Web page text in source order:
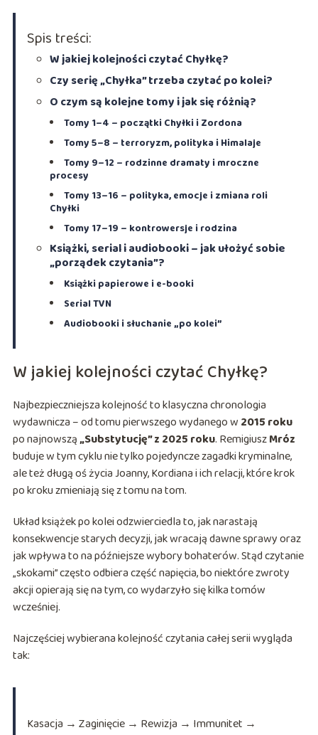
Spis treści:
W jakiej kolejności czytać Chyłkę?
Czy serię „Chyłka” trzeba czytać po kolei?
O czym są kolejne tomy i jak się różnią?
Tomy 1–4 – początki Chyłki i Zordona
Tomy 5–8 – terroryzm, polityka i Himalaje
Tomy 9–12 – rodzinne dramaty i mroczne
procesy
Tomy 13–16 – polityka, emocje i zmiana roli
Chyłki
Tomy 17–19 – kontrowersje i rodzina
Książki, serial i audiobooki – jak ułożyć sobie
„porządek czytania”?
Książki papierowe i e-booki
Serial TVN
Audiobooki i słuchanie „po kolei”
W jakiej kolejności czytać Chyłkę?
Najbezpieczniejsza kolejność to klasyczna chronologia
wydawnicza – od tomu pierwszego wydanego w 2015 roku
po najnowszą„Substytucję” z 2025 roku. RemigiuszMróz
buduje w tym cyklu nie tylko pojedyncze zagadki kryminalne,
ale też długą oś życia Joanny, Kordiana i ich relacji, które krok
po kroku zmieniają się z tomu na tom.
Układ książek po kolei odzwierciedla to, jak narastają
konsekwencje starych decyzji, jak wracają dawne sprawy oraz
jak wpływa to na późniejsze wybory bohaterów. Stąd czytanie
„skokami” często odbiera część napięcia, bo niektóre zwroty
akcji opierają się na tym, co wydarzyło się kilka tomów
wcześniej.
Najczęściej wybierana kolejność czytania całej serii wygląda
tak:
Kasacja → Zaginięcie → Rewizja → Immunitet →